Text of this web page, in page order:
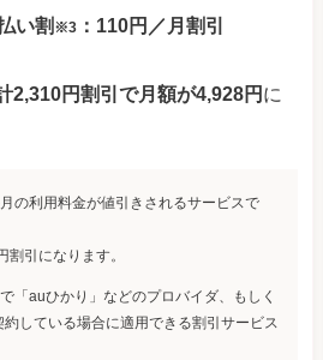
い割 ※3 ：110円／月割引
2,310円割引で月額が4,928円 に
の利用料金が値引きされるサービスで
引になります。
「auひかり」などのプロバイダ、もしく
している場合に適用できる割引サービス